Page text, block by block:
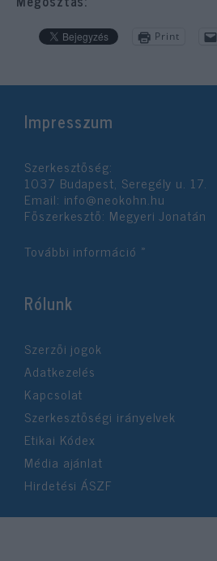
Print
Impresszum
Szerkesztőség:
1037 Budapest, Seregély u. 17.
Email: info@neokohn.hu
Főszerkesztő: Megyeri Jonatán
További információ »
Rólunk
Szerzői jogok
Adatkezelés
Kapcsolat
Szerkesztőségi irányelvek
Etikai Kódex
Média ajánlat
Hirdetési ÁSZF